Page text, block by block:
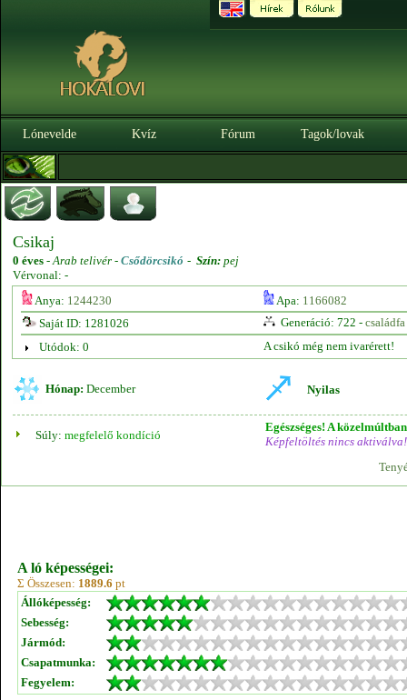
Lónevelde Kvíz Fórum Tagok/lovak
Csikaj
0 éves -Arab telivér - Csődörcsikó - Szín: pej
Vérvonal: -
Anya: 1244230 Apa: 1166082
Saját ID: 1281026
Generáció: 722 - családfa
Utódok: 0
A csikó még nem ivarérett!
Hónap: December Nyilas
Súly: megfelelő kondíció
Egészséges! A
Képfeltöltés nincs aktiválva!
A ló képességei:
Σ Összesen: 1889.6 pt
Állóképesség:
Sebesség:
Jármód:
Csapatmunka:
Fegyelem: